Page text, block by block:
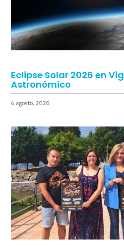
Eclipse Solar 2026 en
Astronómico
4 agosto, 2026